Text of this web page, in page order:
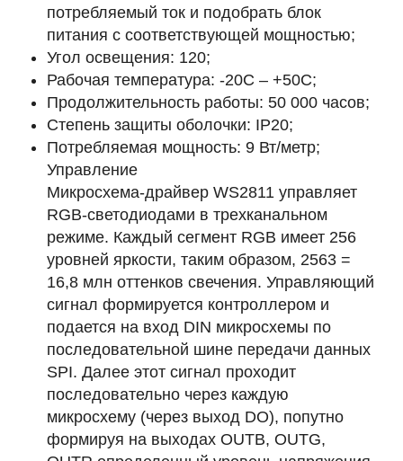
потребляемый ток и подобрать блок
питания с соответствующей мощностью;
Угол освещения: 120;
Рабочая температура: -20С – +50С;
Продолжительность работы: 50 000 часов;
Степень защиты оболочки: IP20;
Потребляемая мощность: 9 Вт/метр;
Управление
Микросхема-драйвер WS2811 управляет
RGB-светодиодами в трехканальном
режиме. Каждый сегмент RGB имеет 256
уровней яркости, таким образом, 2563 =
16,8 млн оттенков свечения. Управляющий
сигнал формируется контроллером и
подается на вход DIN микросхемы по
последовательной шине передачи данных
SPI. Далее этот сигнал проходит
последовательно через каждую
микросхему (через выход DO), попутно
формируя на выходах OUTB, OUTG,